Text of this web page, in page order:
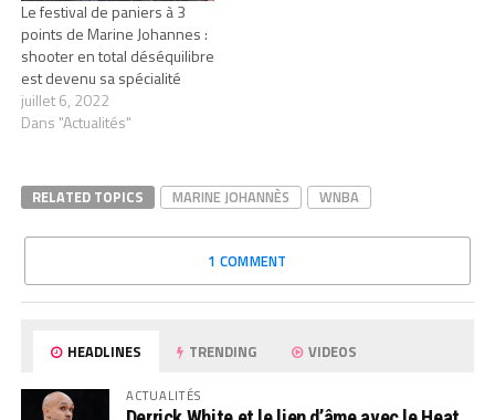
Le festival de paniers à 3
points de Marine Johannes :
shooter en total déséquilibre
est devenu sa spécialité
juillet 6, 2022
Dans "Actualités"
RELATED TOPICS MARINE JOHANNÈS WNBA
1 COMMENT
HEADLINES TRENDING VIDEOS
ACTUALITÉS